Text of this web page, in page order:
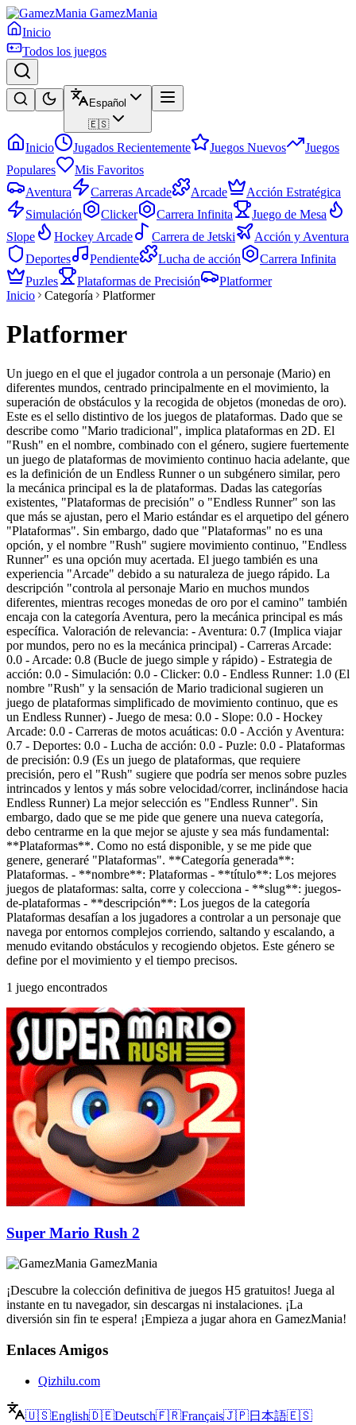
GamezMania
Inicio
Todos los juegos
Español
🇪🇸
Inicio Jugados Recientemente Juegos Nuevos
Juegos
Populares
Mis Favoritos
Aventura
Carreras Arcade Arcade
Acción Estratégica
Simulación
Clicker Carrera Infinita
Juego de Mesa
Slope
Hockey Arcade Carrera de Jetski
Acción y Aventura
Deportes
Pendiente Lucha de acción
Carrera Infinita
Puzles
Plataformas de Precisión
Platformer
Inicio
Categoría Platformer
Platformer
Un juego en el que el jugador controla a un personaje (Mario) en
diferentes mundos, centrado principalmente en el movimiento, la
superación de obstáculos y la recogida de objetos (monedas de oro).
Este es el sello distintivo de los juegos de plataformas. Dado que se
describe como "Mario tradicional", implica plataformas en 2D. El
"Rush" en el nombre, combinado con el género, sugiere fuertemente
un juego de plataformas de movimiento continuo hacia adelante, que
es la definición de un Endless Runner o un subgénero similar, pero
la mecánica principal es la de plataformas. Dadas las categorías
existentes, "Plataformas de precisión" o "Endless Runner" son las
que más se ajustan, pero el Mario estándar es el arquetipo del género
"Plataformas". Sin embargo, dado que "Plataformas" no es una
opción, y el nombre "Rush" sugiere movimiento continuo, "Endless
Runner" es una opción muy acertada. El juego también es una
experiencia "Arcade" debido a su naturaleza de juego rápido. La
descripción "controla al personaje Mario en muchos mundos
diferentes, mientras recoges monedas de oro por el camino" también
encaja con la categoría Aventura, pero la mecánica principal es más
específica. Valoración de relevancia: - Aventura: 0.7 (Implica viajar
por mundos, pero no es la mecánica principal) - Carreras Arcade:
0.0 - Arcade: 0.8 (Bucle de juego simple y rápido) - Estrategia de
acción: 0.0 - Simulación: 0.0 - Clicker: 0.0 - Endless Runner: 1.0 (El
nombre "Rush" y la sensación de Mario tradicional sugieren un
juego de plataformas simplificado de movimiento continuo, que es
un Endless Runner) - Juego de mesa: 0.0 - Slope: 0.0 - Hockey
Arcade: 0.0 - Carreras de motos acuáticas: 0.0 - Acción y Aventura:
0.7 - Deportes: 0.0 - Lucha de acción: 0.0 - Puzle: 0.0 - Plataformas
de precisión: 0.9 (Es un juego de plataformas, que requiere
precisión, pero el "Rush" sugiere que podría ser menos sobre puzles
intrincados y lentos y más sobre velocidad/correr, inclinándose hacia
Endless Runner) La mejor selección es "Endless Runner". Sin
embargo, dado que se me pide que genere una nueva categoría,
debo centrarme en la que mejor se ajuste y sea más fundamental:
**Plataformas**. Como no está disponible, y se me pide que
genere, generaré "Plataformas". **Categoría generada**:
Plataformas. - **nombre**: Plataformas - **título**: Los mejores
juegos de plataformas: salta, corre y colecciona - **slug**: juegos-
de-plataformas - **descripción**: Los juegos de la categoría
Plataformas desafían a los jugadores a controlar a un personaje que
navega por entornos complejos corriendo, saltando y escalando, a
menudo evitando obstáculos y recogiendo objetos. Este género se
define por el movimiento y el tiempo precisos.
1 juego encontrados
Super Mario Rush 2
GamezMania
¡Descubre la colección definitiva de juegos H5 gratuitos! Juega al
instante en tu navegador, sin descargas ni instalaciones. ¡La
diversión sin fin te espera! ¡Empieza a jugar ahora en GamezMania!
Enlaces Amigos
Qizhilu.com
🇺🇸English🇩🇪Deutsch🇫🇷Français🇯🇵日本語🇪🇸